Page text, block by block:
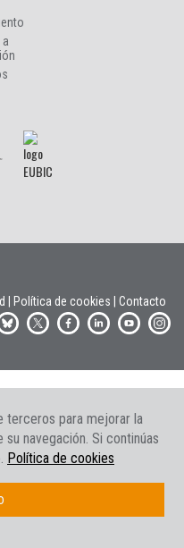
| Política de cookies | Contacto
terceros para mejorar la
navegación. Si continúas
Política de cookies